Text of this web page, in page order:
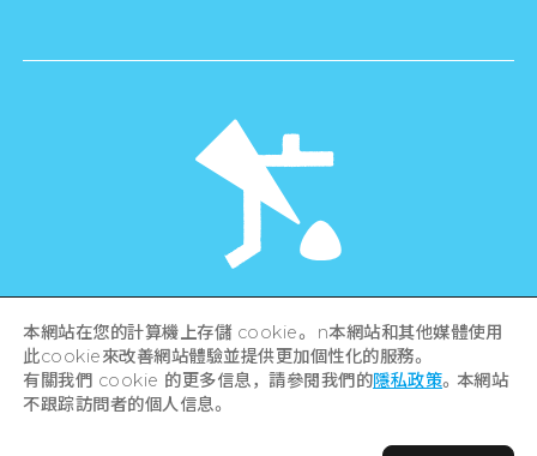
Hiroshima Prefecture / Hiroshima City .
All rights reserved
本網站在您的計算機上存儲 cookie。 n本網站和其他媒體使用
此cookie來改善網站體驗並提供更加個性化的服務。
有關我們 cookie 的更多信息，請參閱我們的隱私政策。本網站
不跟踪訪問者的個人信息。